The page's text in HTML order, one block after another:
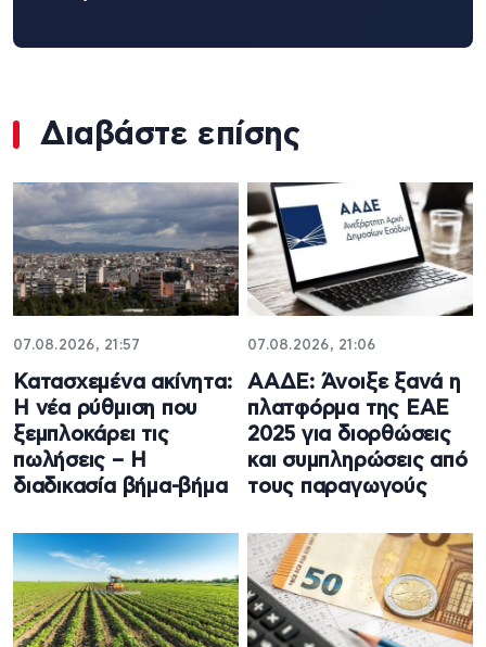
Διαβάστε επίσης
07.08.2026, 21:57
Κατασχεμένα ακίνητα:
Η νέα ρύθμιση που
ξεμπλοκάρει τις
πωλήσεις – Η
διαδικασία βήμα-βήμα
07.08.2026, 21:06
ΑΑΔΕ: Άνοιξε ξανά η
πλατφόρμα της ΕΑΕ
2025 για διορθώσεις
και συμπληρώσεις από
τους παραγωγούς